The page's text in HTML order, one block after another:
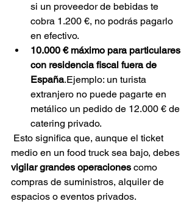
si un proveedor de bebidas te
cobra 1.200 €, no podrás pagarlo
en efectivo.
10.000 € máximo para particulares
con residencia fiscal fuera de
España.Ejemplo: un turista
extranjero no puede pagarte en
metálico un pedido de 12.000 € de
catering privado.
medio en un food truck sea bajo, debes
vigilar grandes operaciones como
compras de suministros, alquiler de
espacios o eventos privados.